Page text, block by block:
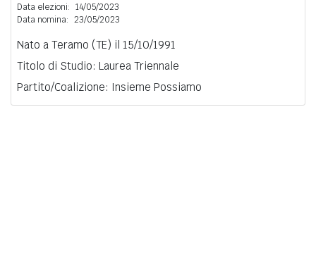
Data elezioni: 14/05/2023
Data nomina: 23/05/2023
Nato a Teramo (TE) il 15/10/1991
Titolo di Studio: Laurea Triennale
Partito/Coalizione: Insieme Possiamo